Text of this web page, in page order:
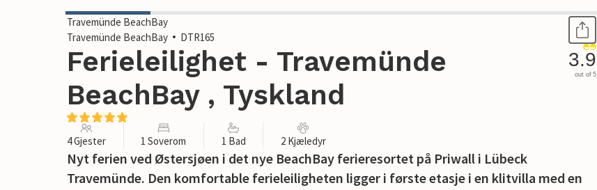
Travemünde BeachBay
Travemünde BeachBay
DTR165
Ferieleilighet - Travemünde
BeachBay , Tyskland
3.9
out of 5
4 Gjester 1 Soverom 1 Bad 2 Kjæledyr
Nyt ferien ved Østersjøen i det nye BeachBay ferieresortet på Priwall i Lübeck
Travemünde. Den komfortable ferieleiligheten ligger i første etasje i en klitvilla med en